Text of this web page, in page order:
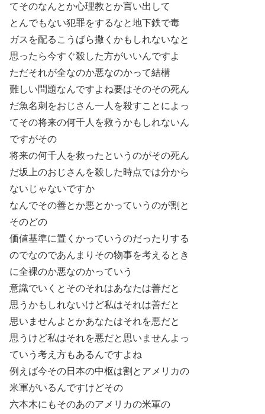
てそのなんとか心理教とか言い出して
とんでもない犯罪をするなと地下鉄で毒
ガスを配るこうばら撒くかもしれないなと
思ったら今すぐ殺した方がいいんですよ
ただそれが全なのか悪なのかって結構
難しい問題なんですよね要はそのその死ん
だ魚名刺をおじさん一人を殺すことによっ
てその将来の何千人を救うかもしれないん
ですがその
将来の何千人を救ったというのがその死ん
だ坂上のおじさんを殺した時点では分から
ないじゃないですか
なんでその善とか悪とかっていうのが割と
そのどの
価値基準に置くかっていうのだったりする
のでなのであんまりその物事を考えるとき
に全裸のか悪なのかっていう
意識でいくとそのそれはあなたは善だと
思うかもしれないけど私はそれは善だと
思いませんよとかあなたはそれを悪だと
思うけど私はそれを悪だと思いませんよっ
ていう考え方もあるんですよね
例えば今その日本の中枢は割とアメリカの
米軍がいるんですけどその
六本木にもそのあのアメリカの米軍の